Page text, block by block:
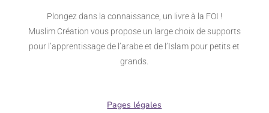
Plongez dans la connaissance, un livre à la FOI !
Muslim Création vous propose un large choix de supports
pour l’apprentissage de l’arabe et de l’Islam pour petits et
grands.
Pages légales